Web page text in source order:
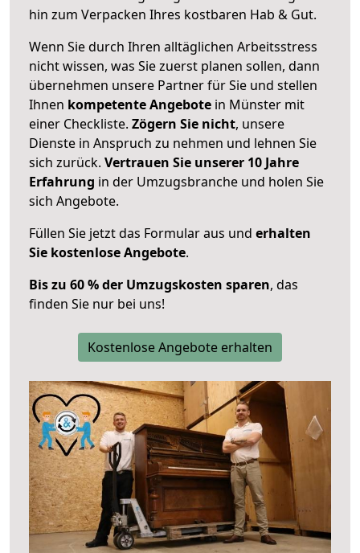
hin zum Verpacken Ihres kostbaren Hab & Gut.
Wenn Sie durch Ihren alltäglichen Arbeitsstress
nicht wissen, was Sie zuerst planen sollen, dann
übernehmen unsere Partner für Sie und stellen
Ihnen kompetente Angebote in Münster mit
einer Checkliste. Zögern Sie nicht, unsere
Dienste in Anspruch zu nehmen und lehnen Sie
sich zurück. Vertrauen Sie unserer 10 Jahre
Erfahrung in der Umzugsbranche und holen Sie
sich Angebote.
Füllen Sie jetzt das Formular aus und erhalten
Sie kostenlose Angebote.
Bis zu 60 % der Umzugskosten sparen, das
finden Sie nur bei uns!
Kostenlose Angebote erhalten